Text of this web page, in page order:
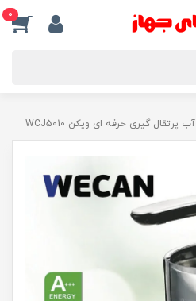
0
آب پرتقال گیری حرفه ای ویکن WCJ5010